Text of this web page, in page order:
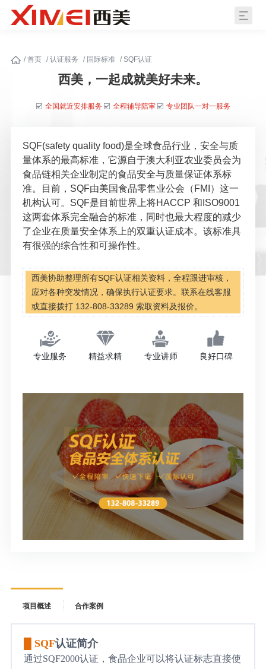
/首页 /认证服务 / 国际标准 /SQF认证
西美，一起成就美好未来。
全国就近安排服务 全程辅导陪审 专业团队一对一服务
SQF(safety quality food)是全球食品行业，安全与质
量体系的最高标准，它源自于澳大利亚农业委员会为
食品链相关企业制定的食品安全与质量保证体系标
准。目前，SQF由美国食品零售业公会（FMI）这一
机构认可。SQF是目前世界上将HACCP 和ISO9001
这两套体系完全融合的标准，同时也最大程度的减少
了企业在质量安全体系上的双重认证成本。该标准具
有很强的综合性和可操作性。
西美协助整理所有SQF认证相关资料，全程跟进审核，
应对各种突发情况，确保执行认证要求。联系在线客服
或直接拨打 132-808-33289 索取资料及报价。
专业服务 精益求精 专业讲师 良好口碑
项目概述 合作案例
█ SQF认证简介
通过SQF2000认证，食品企业可以将认证标志直接使